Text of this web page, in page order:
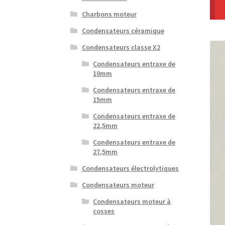
Charbons moteur
Condensateurs céramique
Condensateurs classe X2
Condensateurs entraxe de
10mm
Condensateurs entraxe de
15mm
Condensateurs entraxe de
22,5mm
Condensateurs entraxe de
27,5mm
Condensateurs électrolytiques
Condensateurs moteur
Condensateurs moteur à
cosses